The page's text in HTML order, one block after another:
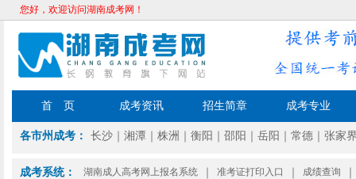
您好，欢迎访问湖南成考网！
首 页 成考资讯 招生简章 成考专业
各市州成考： 长沙 湘潭 株洲 衡阳 邵阳 岳阳 常德 张家
成考系统： 湖南成人高考网上报名系统 准考证打印入口 成绩查询